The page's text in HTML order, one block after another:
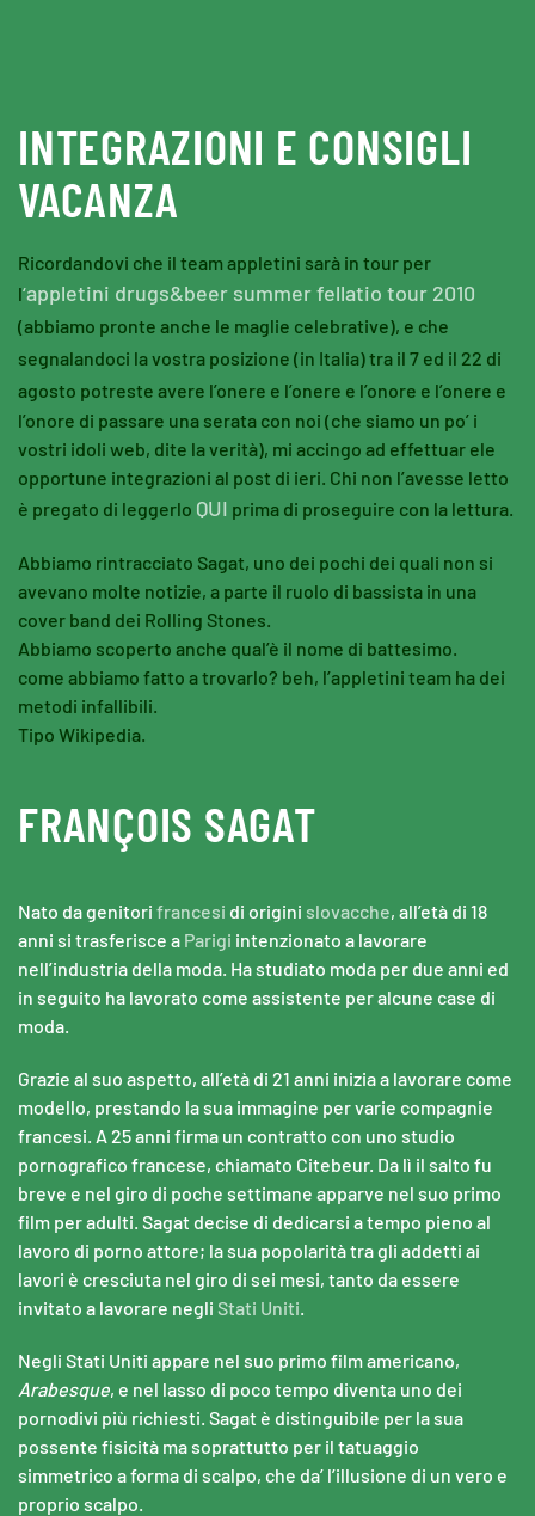
INTEGRAZIONI E CONSIGLI
VACANZA
Ricordandovi che il team appletini sarà in tour per
l‘appletini drugs&beer summer fellatio tour 2010
(abbiamo pronte anche le maglie celebrative), e che
segnalandoci la vostra posizione (in Italia) tra il 7 ed il 22 di
agosto potreste avere l’onere e l’onere e l’onore e l’onere e
l’onore di passare una serata con noi (che siamo un po’ i
vostri idoli web, dite la verità), mi accingo ad effettuar ele
opportune integrazioni al post di ieri. Chi non l’avesse letto
è pregato di leggerlo QUI prima di proseguire con la lettura.
Abbiamo rintracciato Sagat, uno dei pochi dei quali non si
avevano molte notizie, a parte il ruolo di bassista in una
cover band dei Rolling Stones.
Abbiamo scoperto anche qual’è il nome di battesimo.
come abbiamo fatto a trovarlo? beh, l’appletini team ha dei
metodi infallibili.
Tipo Wikipedia.
FRANÇOIS SAGAT
Nato da genitori francesi di origini slovacche, all’età di 18
anni si trasferisce a Parigi intenzionato a lavorare
nell’industria della moda. Ha studiato moda per due anni ed
in seguito ha lavorato come assistente per alcune case di
moda.
Grazie al suo aspetto, all’età di 21 anni inizia a lavorare come
modello, prestando la sua immagine per varie compagnie
francesi. A 25 anni firma un contratto con uno studio
pornografico francese, chiamato Citebeur. Da lì il salto fu
breve e nel giro di poche settimane apparve nel suo primo
film per adulti. Sagat decise di dedicarsi a tempo pieno al
lavoro di porno attore; la sua popolarità tra gli addetti ai
lavori è cresciuta nel giro di sei mesi, tanto da essere
invitato a lavorare negli Stati Uniti.
Negli Stati Uniti appare nel suo primo film americano,
Arabesque, e nel lasso di poco tempo diventa uno dei
pornodivi più richiesti. Sagat è distinguibile per la sua
possente fisicità ma soprattutto per il tatuaggio
simmetrico a forma di scalpo, che da’ l’illusione di un vero e
proprio scalpo.